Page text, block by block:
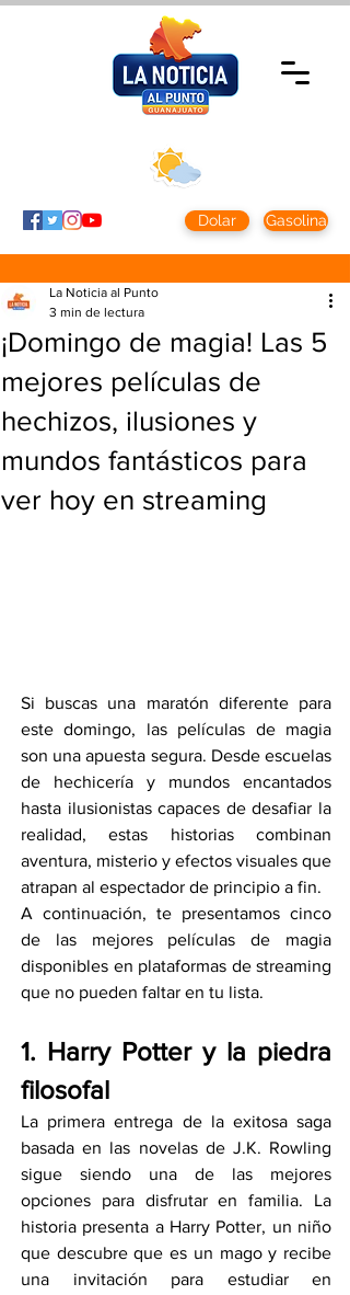
Dolar Gasolina
¡Domingo de magia! Las 5
mejores películas de
hechizos, ilusiones y
mundos fantásticos para
ver hoy en streaming
La Noticia al Punto
3 min de lectura
Si buscas una maratón diferente para
este domingo, las películas de magia
son una apuesta segura. Desde escuelas
de hechicería y mundos encantados
hasta ilusionistas capaces de desafiar la
realidad, estas historias combinan
aventura, misterio y efectos visuales que
atrapan al espectador de principio a fin.
A continuación, te presentamos cinco
de las mejores películas de magia
disponibles en plataformas de streaming
que no pueden faltar en tu lista.
1. Harry Potter y la piedra
filosofal
La primera entrega de la exitosa saga
basada en las novelas de J.K. Rowling
sigue siendo una de las mejores
opciones para disfrutar en familia. La
historia presenta a Harry Potter, un niño
que descubre que es un mago y recibe
una invitación para estudiar en